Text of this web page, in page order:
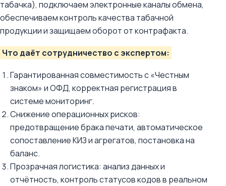
табачка), подключаем электронные каналы обмена,
обеспечиваем контроль качества табачной
продукции и защищаем оборот от контрафакта.
Что даёт сотрудничество с экспертом:
Гарантированная совместимость с «Честным
знаком» и ОФД, корректная регистрация в
системе мониторинг.
Снижение операционных рисков:
предотвращение брака печати, автоматическое
сопоставление КИЗ и агрегатов, постановка на
баланс.
Прозрачная логистика: анализ данных и
отчётность, контроль статусов кодов в реальном